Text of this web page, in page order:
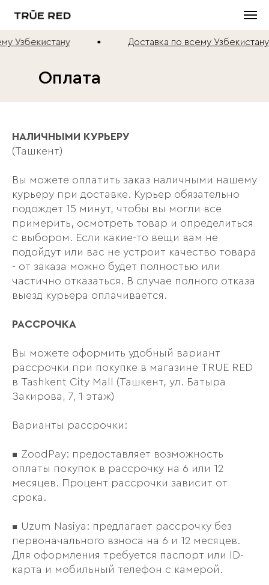
Узбекистану Доставка по всему Узбекистану
Оплата
НАЛИЧНЫМИ КУРЬЕРУ
(Ташкент)
Вы можете оплатить заказ наличными нашему
курьеру при доставке. Курьер обязательно
подождет 15 минут, чтобы вы могли все
примерить, осмотреть товар и определиться
с выбором. Если какие-то вещи вам не
подойдут или вас не устроит качество товара
- от заказа можно будет полностью или
частично отказаться. В случае полного отказа
выезд курьера оплачивается.
РАССРОЧКА
Вы можете оформить удобный вариант
рассрочки при покупке в магазине TRUE RED
в Tashkent City Mall (Ташкент, ул. Батыра
Закирова, 7, 1 этаж)
Варианты рассрочки:
▪️ ZoodPay: предоставляет возможность
оплаты покупок в рассрочку на 6 или 12
месяцев. Процент рассрочки зависит от
срока.
▪️ Uzum Nasiya: предлагает рассрочку без
первоначального взноса на 6 и 12 месяцев.
Для оформления требуется паспорт или ID-
карта и мобильный телефон с камерой.